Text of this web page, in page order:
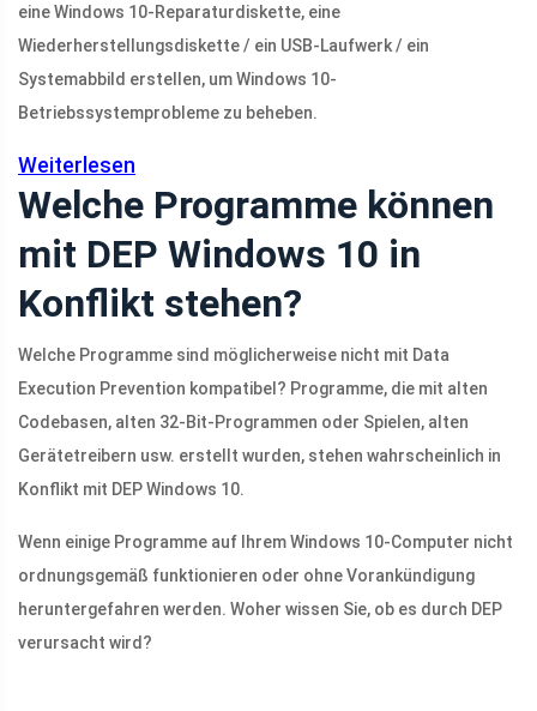
eine Windows 10-Reparaturdiskette, eine
Wiederherstellungsdiskette / ein USB-Laufwerk / ein
Systemabbild erstellen, um Windows 10-
Betriebssystemprobleme zu beheben.
Weiterlesen
Welche Programme können
mit DEP Windows 10 in
Konflikt stehen?
Welche Programme sind möglicherweise nicht mit Data
Execution Prevention kompatibel? Programme, die mit alten
Codebasen, alten 32-Bit-Programmen oder Spielen, alten
Gerätetreibern usw. erstellt wurden, stehen wahrscheinlich in
Konflikt mit DEP Windows 10.
Wenn einige Programme auf Ihrem Windows 10-Computer nicht
ordnungsgemäß funktionieren oder ohne Vorankündigung
heruntergefahren werden. Woher wissen Sie, ob es durch DEP
verursacht wird?